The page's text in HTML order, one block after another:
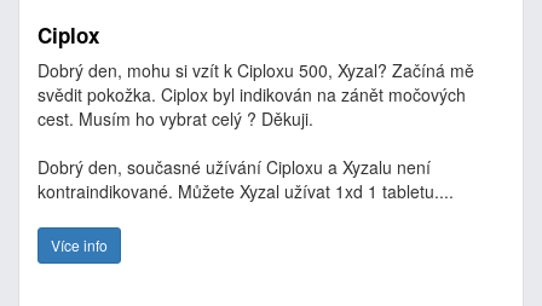
Ciplox
Dobrý den, mohu si vzít k Ciploxu 500, Xyzal? Začíná mě
svědit pokožka. Ciplox byl indikován na zánět močových
cest. Musím ho vybrat celý ? Děkuji.
Dobrý den, současné užívání Ciploxu a Xyzalu není
kontraindikované. Můžete Xyzal užívat 1xd 1 tabletu....
Více info